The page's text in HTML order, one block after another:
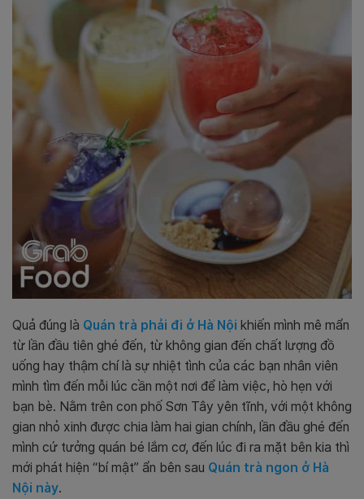
Quả đúng là Quán trà phải đi ở Hà Nội khiến mình mê mẩn
từ lần đầu tiên ghé đến, từ không gian đến chất lượng đồ
uống hay thậm chí là sự nhiệt tình của các bạn nhân viên
mình tìm đến mỗi lúc cần một nơi để làm việc, hò hẹn với
bạn bè. Nằm trên con phố Sơn Tây yên tĩnh, với một không
gian nhỏ xinh được chia làm hai gian chính, lần đầu ghé đến
mình cứ tưởng quán bé lắm cơ, đến lúc đi ra mặt bên kia thì
mới phát hiện “bí mật” ẩn bên sau Quán trà ngon ở Hà
Nội này.